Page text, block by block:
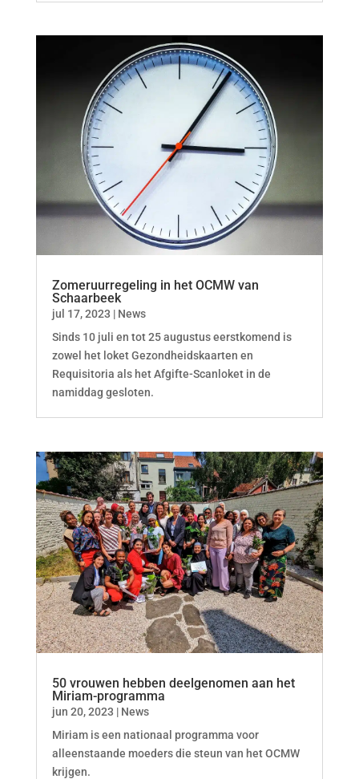
Zomeruurregeling in het OCMW van
Schaarbeek
jul 17, 2023 | News
Sinds 10 juli en tot 25 augustus eerstkomend is
zowel het loket Gezondheidskaarten en
Requisitoria als het Afgifte-Scanloket in de
namiddag gesloten.
50 vrouwen hebben deelgenomen aan het
Miriam-programma
jun 20, 2023 | News
Miriam is een nationaal programma voor
alleenstaande moeders die steun van het OCMW
krijgen.